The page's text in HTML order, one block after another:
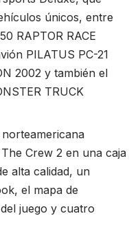
únicos, entre
RAPTOR RACE
PILATUS PC-21
2002 y también el
TRUCK
Crew 2 en una caja
alta calidad, un
el mapa de
juego y cuatro